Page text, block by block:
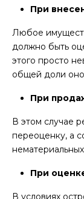
При
Любое
должно быть
этого просто
общей доли оно
При
В этом случае
переоценку, а
При
В условиях